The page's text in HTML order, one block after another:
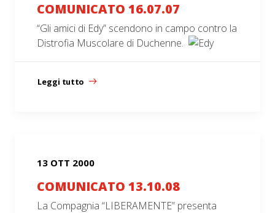
COMUNICATO 16.07.07
“Gli amici di Edy” scendono in campo contro la
Distrofia Muscolare di Duchenne.
Leggi tutto
13 OTT 2000
COMUNICATO 13.10.08
La Compagnia “LIBERAMENTE” presenta